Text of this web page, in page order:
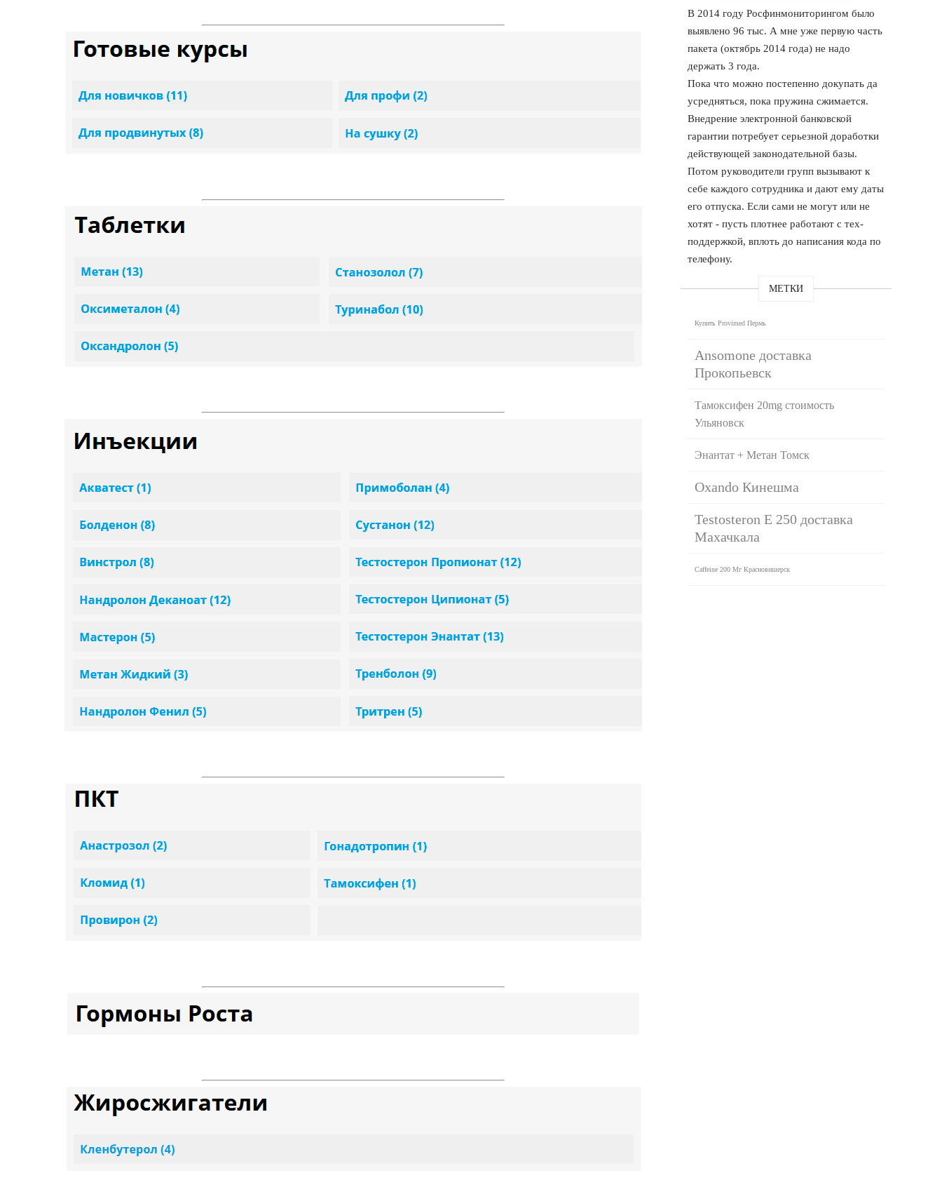
В 2014 году Росфинмониторингом было
выявлено 96 тыс. А мне уже первую часть
пакета (октябрь 2014 года) не надо
держать 3 года.
Пока что можно постепенно докупать да
усредняться, пока пружина сжимается.
Внедрение электронной банковской
гарантии потребует серьезной доработки
действующей законодательной базы.
Потом руководители групп вызывают к
себе каждого сотрудника и дают ему даты
его отпуска. Если сами не могут или не
хотят - пусть плотнее работают с тех-
поддержкой, вплоть до написания кода по
телефону.
МЕТКИ
Купить Provimed Пермь
Ansomone доставка
Прокопьевск
Тамоксифен 20mg стоимость
Ульяновск
Энантат + Метан Томск
Oxando Кинешма
Testosteron E 250 доставка
Махачкала
Caffeine 200 Мг Красновишерск